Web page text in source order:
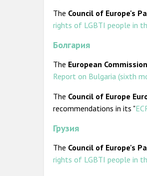
The Council of Europe's
rights of LGBTI people in
Болгария
The European
Report on Bulgaria (sixth
The Council of Europe
recommendations in its "
Грузия
The Council of Europe's
rights of LGBTI people in